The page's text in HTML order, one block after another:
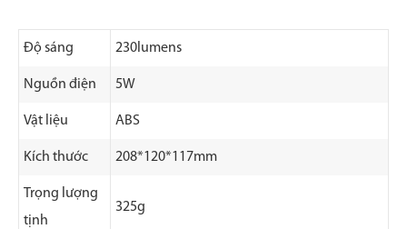
Độ sáng 230lumens
Nguồn điện 5W
Vật liệu ABS
Kích thước 208*120*117mm
Trọng lượng
tịnh
325g